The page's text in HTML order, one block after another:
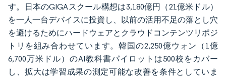
す。日本のGIGAスクール構想は3,180億円（21億米ドル）
を一人一台デバイスに投資し、以前の活用不足の落とし穴
を避けるためにハードウェアとクラウドコンテンツリポジ
トリを組み合わせています。韓国の2,250億ウォン（1億
6,700万米ドル）のAI教科書パイロットは500校をカバー
し、拡大は学習成果の測定可能な改善を条件としていま